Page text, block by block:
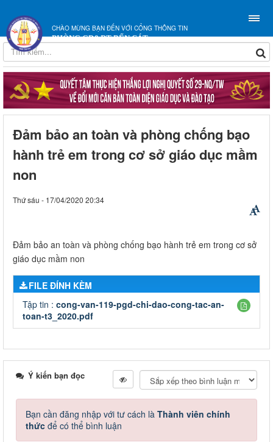
CHÀO MỪNG BẠN ĐẾN VỚI CỔNG THÔNG TIN
PHÒNG GD&ĐT BẾN CÁT
Đảm bảo an toàn và phòng chống bạo
hành trẻ em trong cơ sở giáo dục mầm
non
Thứ sáu - 17/04/2020 20:34
Đảm bảo an toàn và phòng chống bạo hành trẻ em trong cơ sở
giáo dục mầm non
FILE ĐÍNH KÈM
Tập tin : cong-van-119-pgd-chi-dao-cong-tac-an-
toan-t3_2020.pdf
Ý kiến bạn đọc
Bạn cần đăng nhập với tư cách là Thành viên chính
thức để có thể bình luận